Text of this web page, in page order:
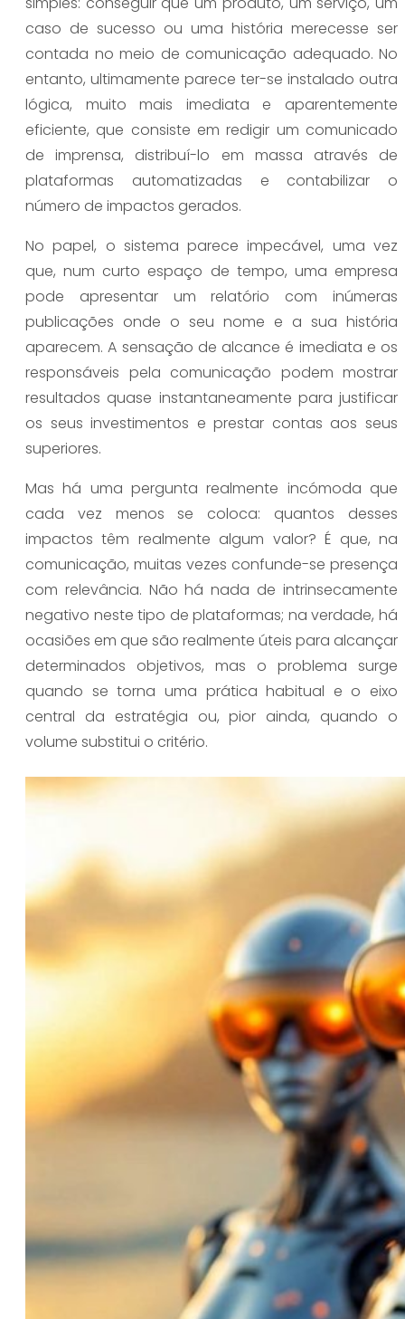
caso de sucesso ou uma história merecesse ser
contada no meio de comunicação adequado. No
entanto, ultimamente parece ter-se instalado outra
lógica, muito mais imediata e aparentemente
eficiente, que consiste em redigir um comunicado
de imprensa, distribuí-lo em massa através de
plataformas automatizadas e contabilizar o
número de impactos gerados.
No papel, o sistema parece impecável, uma vez
que, num curto espaço de tempo, uma empresa
pode apresentar um relatório com inúmeras
publicações onde o seu nome e a sua história
aparecem. A sensação de alcance é imediata e os
responsáveis pela comunicação podem mostrar
resultados quase instantaneamente para justificar
os seus investimentos e prestar contas aos seus
superiores.
Mas há uma pergunta realmente incómoda que
cada vez menos se coloca: quantos desses
impactos têm realmente algum valor? É que, na
comunicação, muitas vezes confunde-se presença
com relevância. Não há nada de intrinsecamente
negativo neste tipo de plataformas; na verdade, há
ocasiões em que são realmente úteis para alcançar
determinados objetivos, mas o problema surge
quando se torna uma prática habitual e o eixo
central da estratégia ou, pior ainda, quando o
volume substitui o critério.